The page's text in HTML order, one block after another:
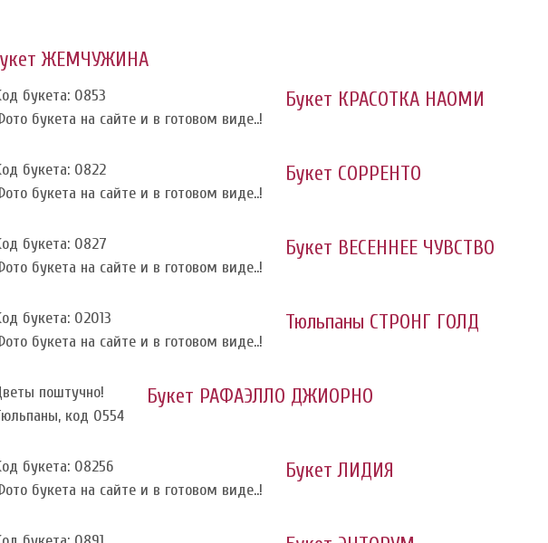
ЖЕМЧУЖИНА
букета: 0853
букета на сайте и в готовом виде..!
Букет КРАСОТКА НАОМИ
букета: 0822
букета на сайте и в готовом виде..!
Букет СОРРЕНТО
букета: 0827
букета на сайте и в готовом виде..!
Букет ВЕСЕННЕЕ ЧУВСТВО
букета: 02013
букета на сайте и в готовом виде..!
Тюльпаны СТРОНГ ГОЛД
поштучно!
код 0554
Букет РАФАЭЛЛО ДЖИОРНО
букета: 08256
букета на сайте и в готовом виде..!
Букет ЛИДИЯ